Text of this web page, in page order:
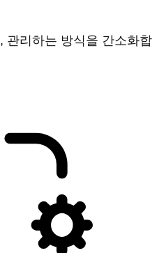
관리하는 방식을 간소화합